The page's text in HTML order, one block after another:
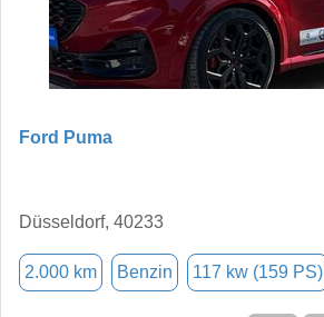
Ford Puma
Düsseldorf, 40233
2.000 km Benzin 117 kw (159 PS)